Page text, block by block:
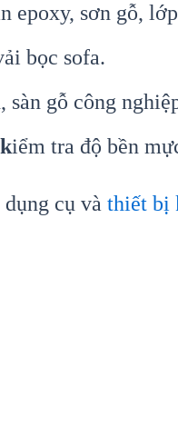
epoxy, sơn gỗ,
bọc sofa.
sàn gỗ công
iểm tra độ bền
cụ và thiết bị